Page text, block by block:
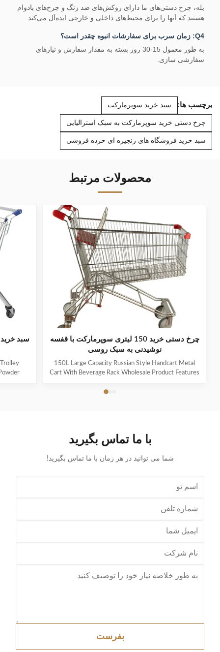
بله، چرخ دستی‌های ما دارای روکش‌های ضد زنگ و چرخ‌های بادوام
هستند که آنها را برای محیط‌های داخلی و خارجی ایده‌آل می‌کند.
Q4: زمان سرب برای سفارشات انبوه چقدر است؟
به طور معمول 15-30 روز بسته به مقدار سفارش و نیازهای
سفارشی سازی.
برچسب ها: سبد خرید سوپرمارکت
چرخ دستی خرید سوپرمارکت به سبک استرالیایی
سبد خرید فروشگاه های زنجیره ای خرده فروشی
محصولات مرتبط
چرخ دستی خرید 150 لیتری سوپرمارکت با قفسه
نوشیدنی به سبک روسی
150L Large Capacity Russian Style Handcart Metal
Cart With Beverage Rack Wholesale Product Features
which is high-quality and durable Europe and the
With a storage foundation, free up more space
Surface treatment, color, logo,
سبد
با ما تماس بگیرید
شما می توانید در هر زمان با ما تماس بگیرید!
بفرست